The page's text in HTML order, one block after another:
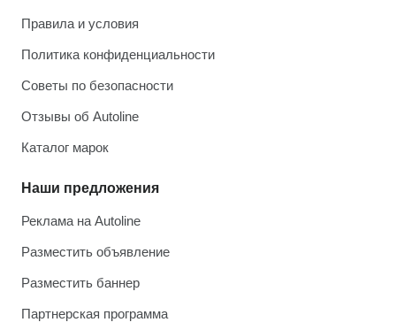
Правила и условия
Политика конфиденциальности
Советы по безопасности
Отзывы об Autoline
Каталог марок
Наши предложения
Реклама на Autoline
Разместить объявление
Разместить баннер
Партнерская программа